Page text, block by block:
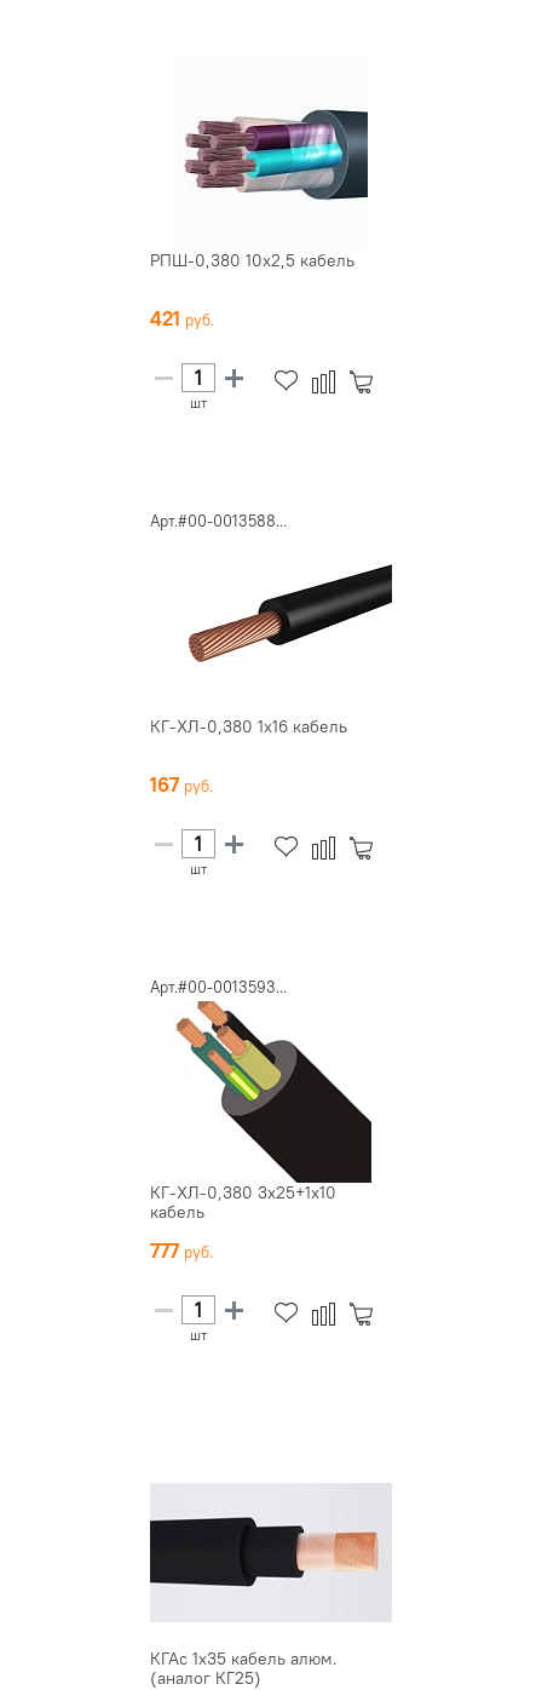
РПШ-0,380 10х2,5 кабель
421
шт
Арт.#00-0013588...
КГ-ХЛ-0,380 1х16 кабель
167
шт
Арт.#00-0013593...
КГ-ХЛ-0,380 3х25+1х10
кабель
777
шт
КГАс 1х35 кабель алюм.
(аналог КГ25)